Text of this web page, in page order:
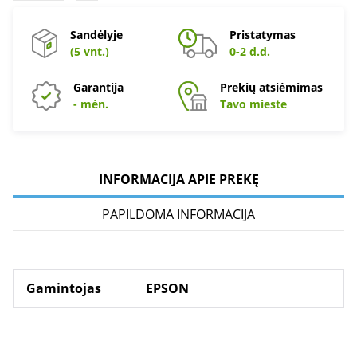
Sandėlyje
(5 vnt.)
Pristatymas
0-2 d.d.
Garantija
- mėn.
Prekių atsiėmimas
Tavo mieste
INFORMACIJA APIE PREKĘ
PAPILDOMA INFORMACIJA
Gamintojas EPSON